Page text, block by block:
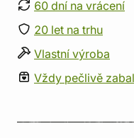
60 dní na vrácení
20 let na trhu
Vlastní výroba
Vždy pečlivě